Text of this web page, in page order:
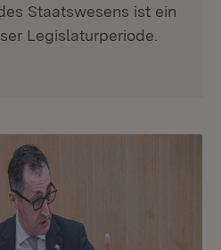
Staatswesens ist ein
Legislaturperiode.